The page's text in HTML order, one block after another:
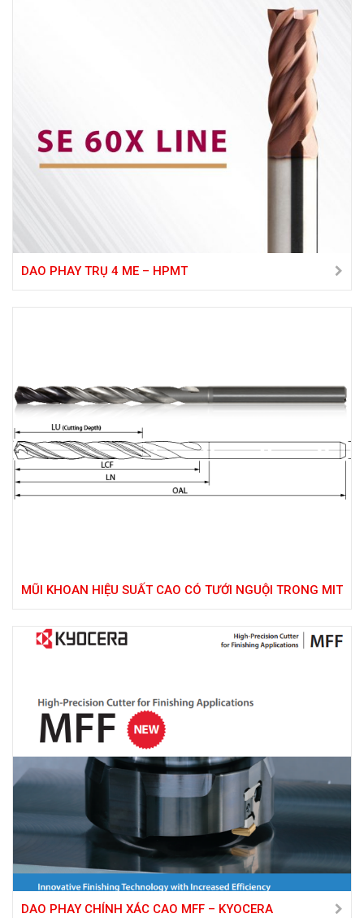
DAO PHAY TRỤ 4 ME – HPMT
MŨI KHOAN HIỆU SUẤT CAO CÓ TƯỚI NGUỘI TRONG MIT
DAO PHAY CHÍNH XÁC CAO MFF – KYOCERA